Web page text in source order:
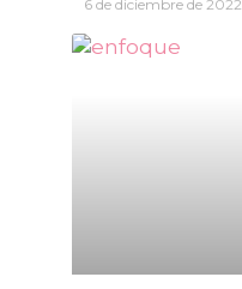
6 de diciembre de 2022